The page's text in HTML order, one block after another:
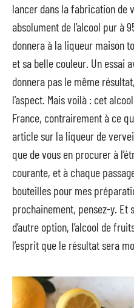
lancer dans la fabrication de
absolument de l’alcool pur à
donnera à la liqueur maison
et sa belle couleur. Un essai
donnera pas le même
l’aspect. Mais voilà : cet
France, contrairement à ce
article sur la liqueur de
que de vous en procurer à
courante, et à chaque
bouteilles pour mes
prochainement, pensez-y. Et
d’autre option, l’alcool de
l’esprit que le résultat sera